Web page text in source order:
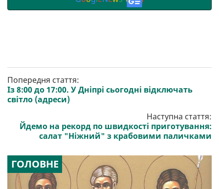
Попередня стаття:
Із 8:00 до 17:00. У Дніпрі сьогодні відключать
світло (адреси)
Наступна стаття:
Йдемо на рекорд по швидкості приготування:
салат "Ніжний" з крабовими паличками
ГОЛОВНЕ